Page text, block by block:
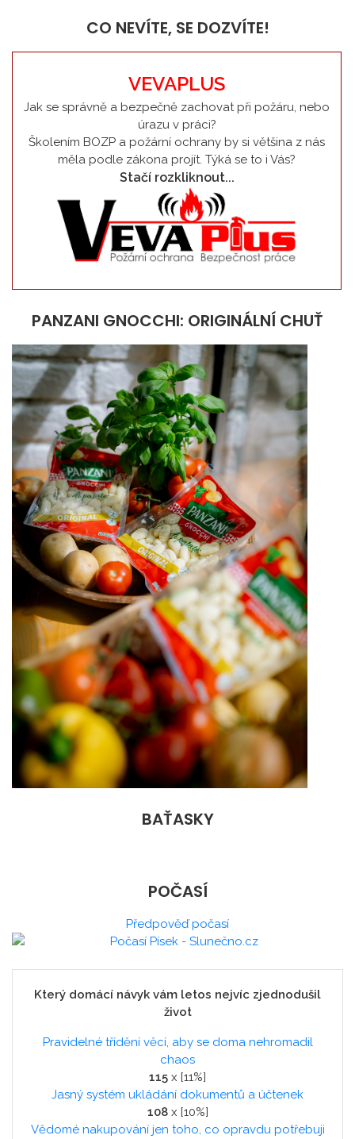
CO NEVÍTE, SE DOZVÍTE!
VEVAPLUS
Jak se správně a bezpečně zachovat při požáru, nebo
úrazu v práci?
Školením BOZP a požární ochrany by si většina z nás
měla podle zákona projít. Týká se to i Vás?
Stačí rozkliknout...
PANZANI GNOCCHI: ORIGINÁLNÍ CHUŤ
BAŤASKY
POČASÍ
Předpověď počasí
Který domácí návyk vám letos nejvíc zjednodušil
život
Pravidelné třídění věcí, aby se doma nehromadil
chaos
115 x [11%]
Jasný systém ukládání dokumentů a účtenek
108x [10%]
Vědomé nakupování jen toho, co opravdu potřebuji